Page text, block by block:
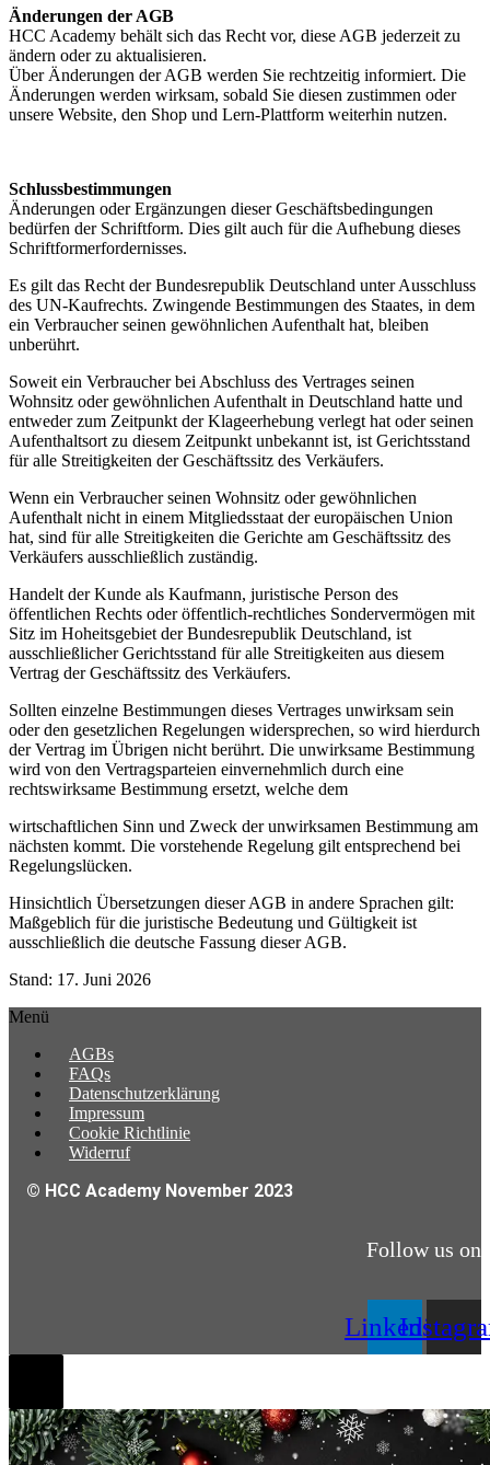
Änderungen der AGB
HCC Academy behält sich das Recht vor, diese AGB jederzeit zu
ändern oder zu aktualisieren.
Über Änderungen der AGB werden Sie rechtzeitig informiert. Die
Änderungen werden wirksam, sobald Sie diesen zustimmen oder
unsere Website, den Shop und Lern-Plattform weiterhin nutzen.
Schlussbestimmungen
Änderungen oder Ergänzungen dieser Geschäftsbedingungen
bedürfen der Schriftform. Dies gilt auch für die Aufhebung dieses
Schriftformerfordernisses.
Es gilt das Recht der Bundesrepublik Deutschland unter Ausschluss
des UN-Kaufrechts. Zwingende Bestimmungen des Staates, in dem
ein Verbraucher seinen gewöhnlichen Aufenthalt hat, bleiben
unberührt.
Soweit ein Verbraucher bei Abschluss des Vertrages seinen
Wohnsitz oder gewöhnlichen Aufenthalt in Deutschland hatte und
entweder zum Zeitpunkt der Klageerhebung verlegt hat oder seinen
Aufenthaltsort zu diesem Zeitpunkt unbekannt ist, ist Gerichtsstand
für alle Streitigkeiten der Geschäftssitz des Verkäufers.
Wenn ein Verbraucher seinen Wohnsitz oder gewöhnlichen
Aufenthalt nicht in einem Mitgliedsstaat der europäischen Union
hat, sind für alle Streitigkeiten die Gerichte am Geschäftssitz des
Verkäufers ausschließlich zuständig.
Handelt der Kunde als Kaufmann, juristische Person des
öffentlichen Rechts oder öffentlich-rechtliches Sondervermögen mit
Sitz im Hoheitsgebiet der Bundesrepublik Deutschland, ist
ausschließlicher Gerichtsstand für alle Streitigkeiten aus diesem
Vertrag der Geschäftssitz des Verkäufers.
Sollten einzelne Bestimmungen dieses Vertrages unwirksam sein
oder den gesetzlichen Regelungen widersprechen, so wird hierdurch
der Vertrag im Übrigen nicht berührt. Die unwirksame Bestimmung
wird von den Vertragsparteien einvernehmlich durch eine
rechtswirksame Bestimmung ersetzt, welche dem
wirtschaftlichen Sinn und Zweck der unwirksamen Bestimmung am
nächsten kommt. Die vorstehende Regelung gilt entsprechend bei
Regelungslücken.
Hinsichtlich Übersetzungen dieser AGB in andere Sprachen gilt:
Maßgeblich für die juristische Bedeutung und Gültigkeit ist
ausschließlich die deutsche Fassung dieser AGB.
Stand: 17. Juni 2026
Menü
AGBs
FAQs
Datenschutzerklärung
Impressum
Cookie Richtlinie
Widerruf
© HCC Academy November 2023
Follow us on
Linkedin